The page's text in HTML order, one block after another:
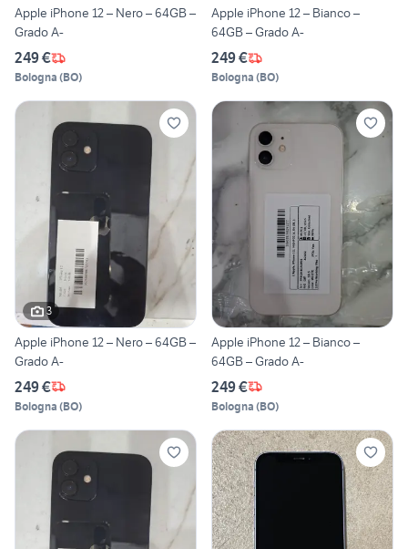
Apple iPhone 12 – Nero – 64GB –
Grado A-
249 €
Bologna (BO)
Apple iPhone 12 – Bianco –
64GB – Grado A-
249 €
Bologna (BO)
3
Apple iPhone 12 – Nero – 64GB –
Grado A-
249 €
Bologna (BO)
Apple iPhone 12 – Bianco –
64GB – Grado A-
249 €
Bologna (BO)